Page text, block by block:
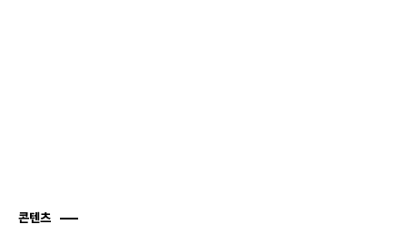
콘텐츠